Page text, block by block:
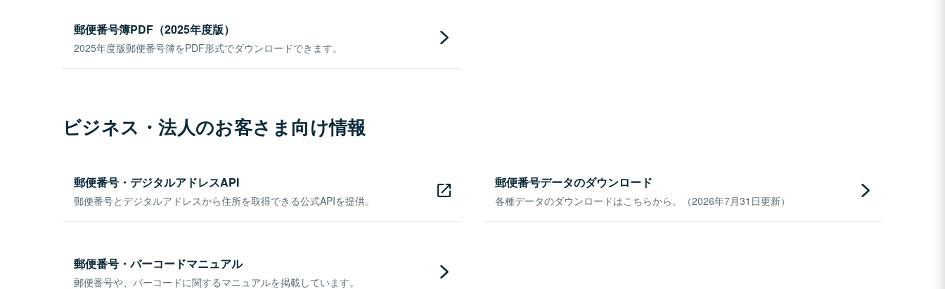
郵便番号簿PDF（2025年度版）
2025年度版郵便番号簿をPDF形式でダウンロードできます。
ビジネス・法人のお客さま向け情報
郵便番号・デジタルアドレスAPI
郵便番号とデジタルアドレスから住所を取得できる公式APIを提供。
郵便番号データのダウンロード
各種データのダウンロードはこちらから。（2026年7月31日更新）
郵便番号・バーコードマニュアル
郵便番号や、バーコードに関するマニュアルを掲載しています。